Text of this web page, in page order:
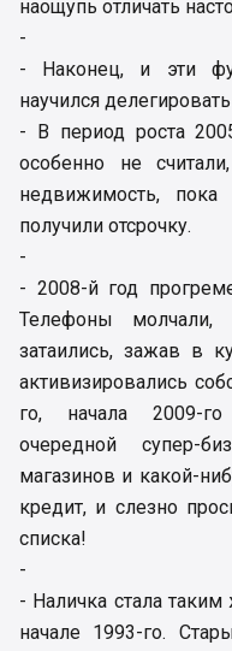
наощупь отличать
-
- Наконец, и эти
научился
- В период роста
особенно не
недвижимость,
получили отсрочку.
-
- 2008-й год
Телефоны молчали,
затаились, зажав в
активизировались
го, начала 2009-
очередной супер-
магазинов и какой-
кредит, и слезно
списка!
-
- Наличка стала
начале 1993-го.